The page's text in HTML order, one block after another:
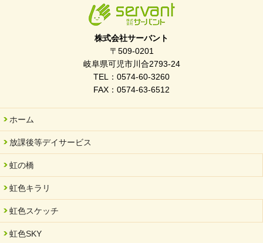
令和7年度 岐阜県スポーツ賞「FC Bombonera」
岐阜県「働いてもらい方改革」優良事例集に掲載されました
2025/06/10
未来会議 in 可児市 「斉藤まさゆき」
2025/05/07
2025年6月中旬 OPEN 放課後等デイサービス「Fc Bombo
2025/03/01
餅つき大会を開催しました
株式会社サーバント
〒509-0201
岐阜県可児市川合2793-24
TEL：0574-60-3260
FAX：0574-63-6512
ホーム
放課後等デイサービス
虹の橋
虹色キラリ
虹色スケッチ
虹色SKY